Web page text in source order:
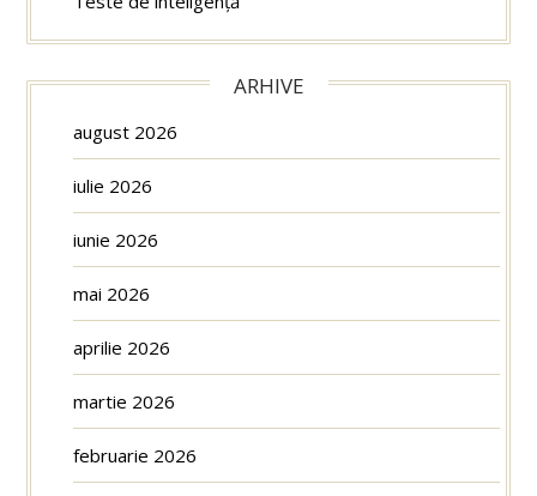
ARHIVE
august 2026
iulie 2026
iunie 2026
mai 2026
aprilie 2026
martie 2026
februarie 2026